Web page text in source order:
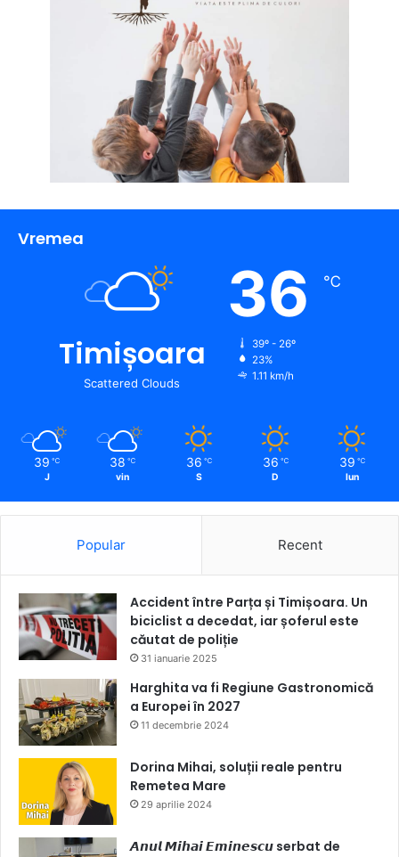
Vremea
Timișoara
Scattered Clouds
36 ℃
39º - 26º
23%
1.11 km/h
39 ℃
J
38 ℃
vin
36 ℃
S
36 ℃
D
39 ℃
lun
Popular Recent
Accident între Parța și Timișoara. Un
biciclist a decedat, iar șoferul este
căutat de poliție
31 ianuarie 2025
Harghita va fi Regiune Gastronomică
a Europei în 2027
11 decembrie 2024
Dorina Mihai, soluții reale pentru
Remetea Mare
29 aprilie 2024
𝘼𝙣𝙪𝙡 𝙈𝙞𝙝𝙖𝙞 𝙀𝙢𝙞𝙣𝙚𝙨𝙘𝙪 serbat de